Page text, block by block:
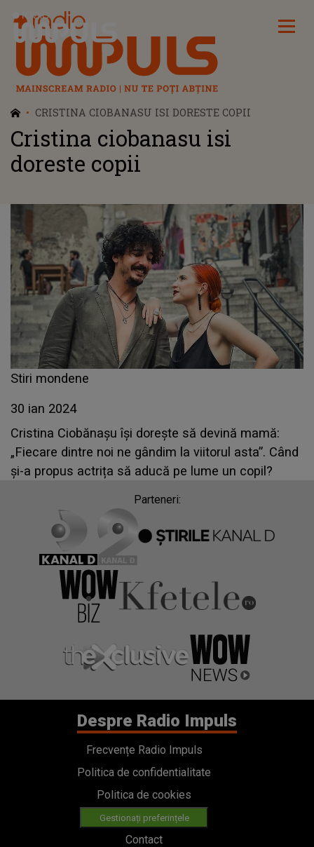
Radio Impuls
CRISTINA CIOBANASU ISI DORESTE COPII
Cristina ciobanasu isi
doreste copii
Stiri mondene
30 ian 2024
Cristina Ciobănașu își dorește să devină mamă:
„Fiecare dintre noi ne gândim la viitorul asta”. Când
și-a propus actrița să aducă pe lume un copil?
Parteneri:
Despre Radio Impuls
Frecvențe Radio Impuls
Politica de confidentialitate
Politica de cookies
Gestionați preferințele
Contact